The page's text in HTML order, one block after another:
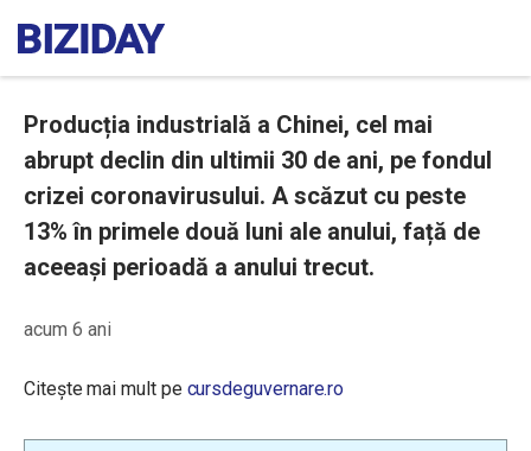
Producția industrială a Chinei, cel mai
abrupt declin din ultimii 30 de ani, pe fondul
crizei coronavirusului. A scăzut cu peste
13% în primele două luni ale anului, față de
aceeași perioadă a anului trecut.
acum 6 ani
Citește mai mult pe cursdeguvernare.ro